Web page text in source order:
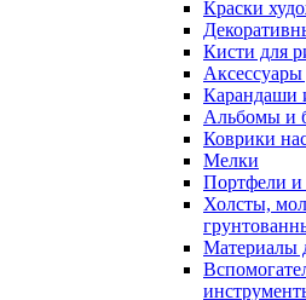
Краски
Кисти для
Карандаши
Альбомы и
Коврики
Мелки
Портфели и
Холсты,
Материалы